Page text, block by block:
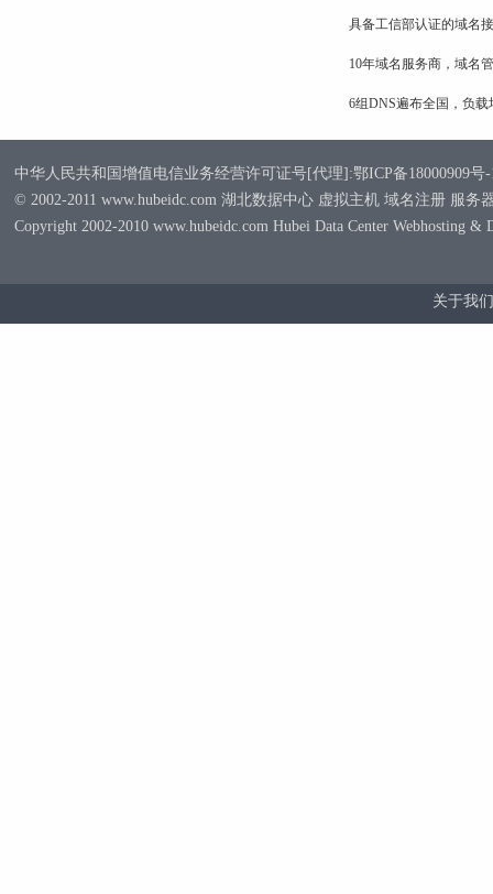
具备工信部认证的域名
10年域名服务商，域名
6组DNS遍布全国，负
中华人民共和国增值电信业务经营许可证号[代理]:鄂ICP备18000909号-
© 2002-2011 www.hubeidc.com 湖北数据中心 虚拟主机 域名注册 服务
Copyright 2002-2010 www.hubeidc.com Hubei Data Center Webhosting &
关于我们